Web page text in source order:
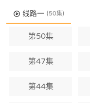
线路一 (50集)
第50集
第47集
第44集